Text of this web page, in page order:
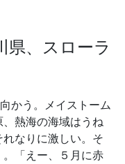
、スローラ
かう。メイストーム
、熱海の海域はうね
なりに激しい。そ
「えー、５月に赤